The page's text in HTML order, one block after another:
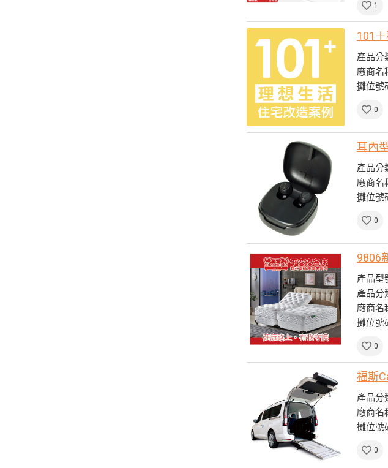
1
101
產品分
廠商名
攤位號
0
耳內
產品分
廠商名
攤位號
0
9806
產品型
產品分
廠商名
攤位號
0
福斯
產品分
廠商名
攤位號
0